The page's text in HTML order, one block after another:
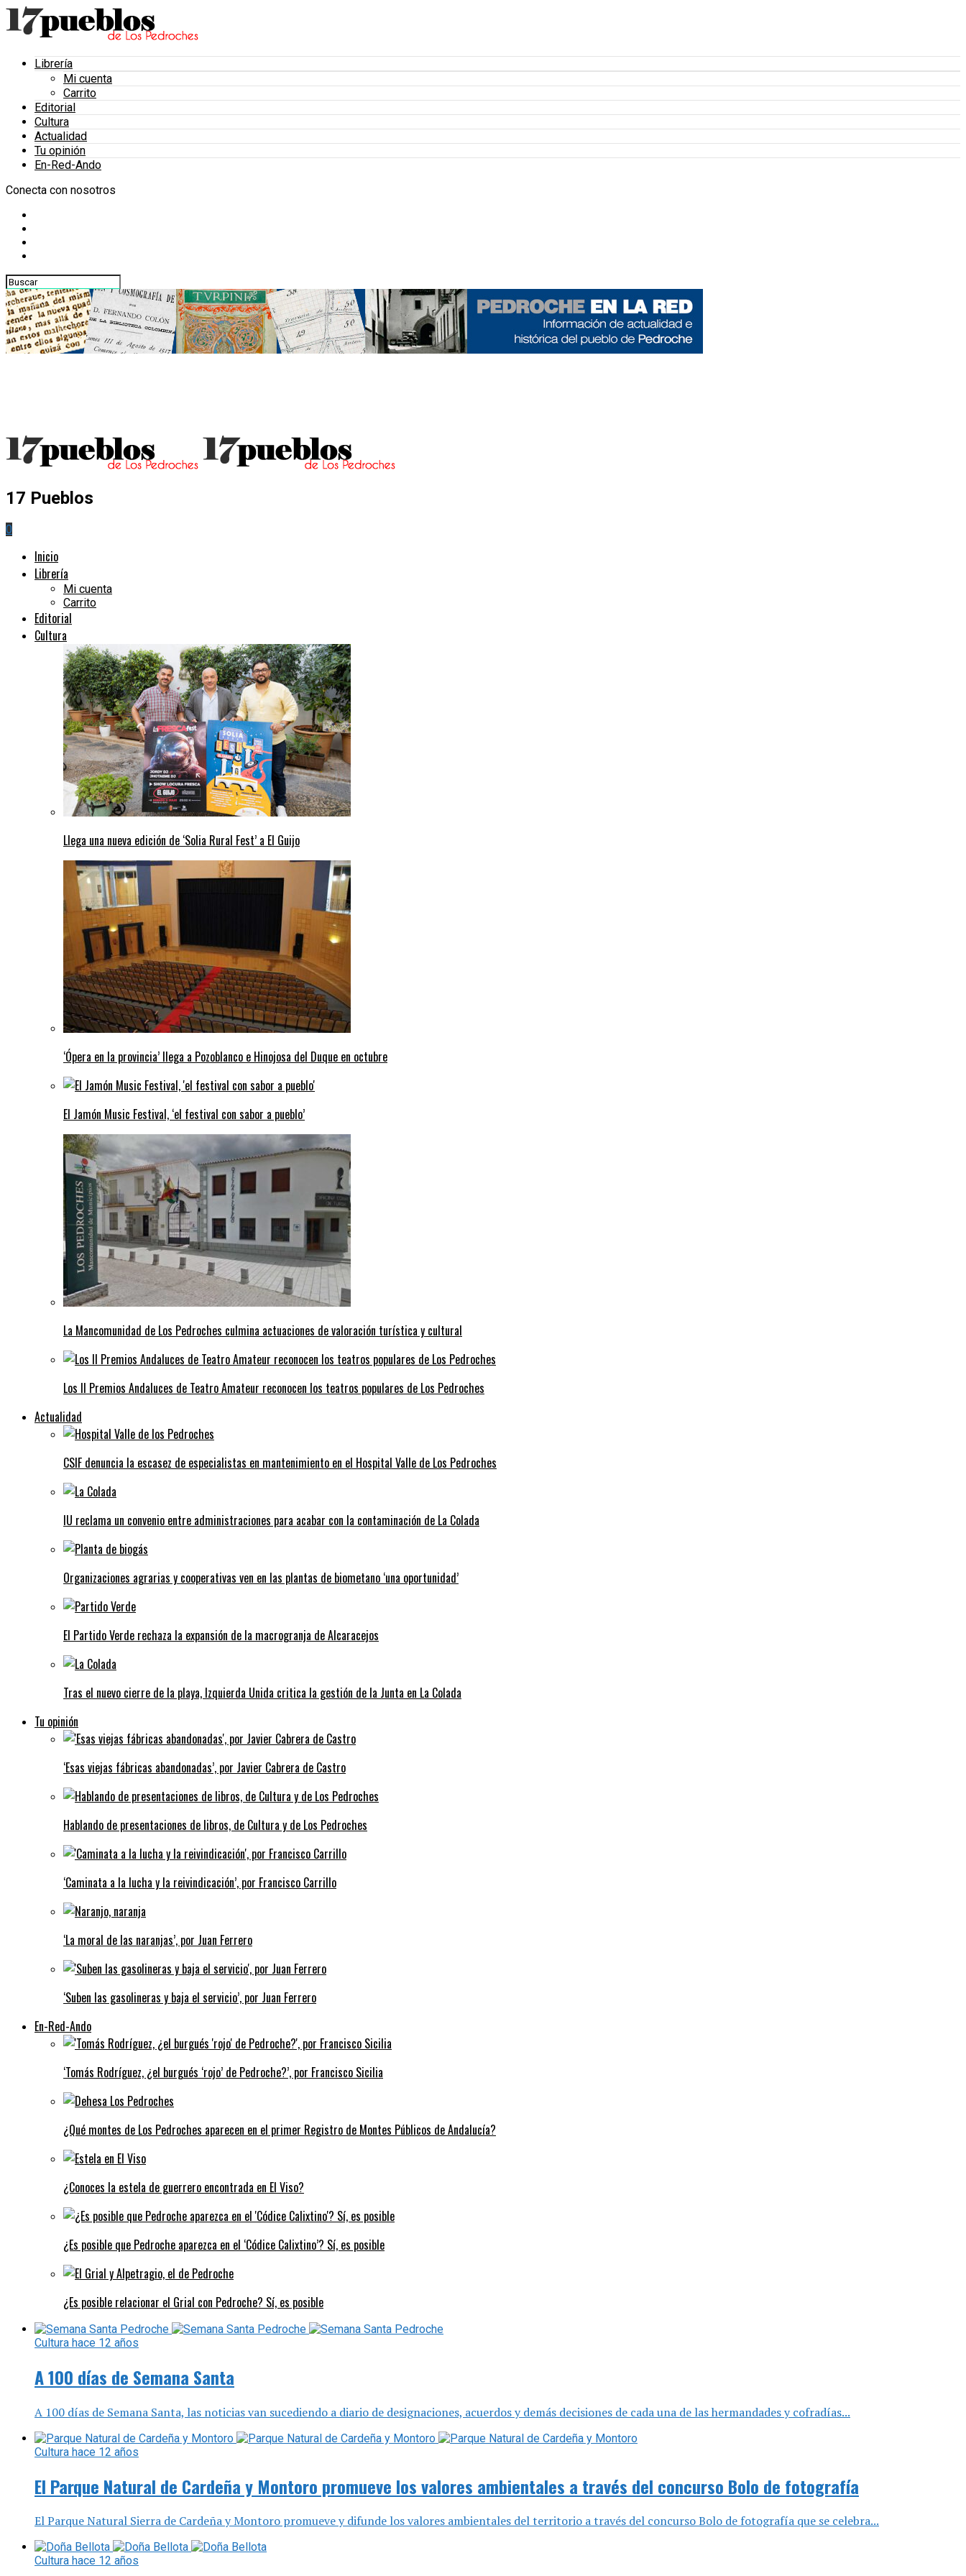
Librería
Mi cuenta
Carrito
Editorial
Cultura
Actualidad
Tu opinión
En-Red-Ando
Conecta con nosotros
17 Pueblos
0
Inicio
Librería
Mi cuenta
Carrito
Editorial
Cultura
Llega una nueva edición de ‘Solia Rural Fest’ a El Guijo
‘Ópera en la provincia’ llega a Pozoblanco e Hinojosa del Duque en octubre
El Jamón Music Festival, ‘el festival con sabor a pueblo’
La Mancomunidad de Los Pedroches culmina actuaciones de valoración turística y cultural
Los II Premios Andaluces de Teatro Amateur reconocen los teatros populares de Los Pedroches
Actualidad
CSIF denuncia la escasez de especialistas en mantenimiento en el Hospital Valle de Los Pedroches
IU reclama un convenio entre administraciones para acabar con la contaminación de La Colada
Organizaciones agrarias y cooperativas ven en las plantas de biometano ‘una oportunidad’
El Partido Verde rechaza la expansión de la macrogranja de Alcaracejos
Tras el nuevo cierre de la playa, Izquierda Unida critica la gestión de la Junta en La Colada
Tu opinión
‘Esas viejas fábricas abandonadas’, por Javier Cabrera de Castro
Hablando de presentaciones de libros, de Cultura y de Los Pedroches
‘Caminata a la lucha y la reivindicación’, por Francisco Carrillo
‘La moral de las naranjas’, por Juan Ferrero
‘Suben las gasolineras y baja el servicio’, por Juan Ferrero
En-Red-Ando
‘Tomás Rodríguez, ¿el burgués ‘rojo’ de Pedroche?’, por Francisco Sicilia
¿Qué montes de Los Pedroches aparecen en el primer Registro de Montes Públicos de Andalucía?
¿Conoces la estela de guerrero encontrada en El Viso?
¿Es posible que Pedroche aparezca en el ‘Códice Calixtino’? Sí, es posible
¿Es posible relacionar el Grial con Pedroche? Sí, es posible
Cultura hace 12 años
A 100 días de Semana Santa
A 100 días de Semana Santa, las noticias van sucediendo a diario de designaciones, acuerdos y demás decisiones de cada una de las hermandades y cofradías...
Cultura hace 12 años
El Parque Natural de Cardeña y Montoro promueve los valores ambientales a través del concurso Bolo de fotografía
El Parque Natural Sierra de Cardeña y Montoro promueve y difunde los valores ambientales del territorio a través del concurso Bolo de fotografía que se celebra...
Cultura hace 12 años